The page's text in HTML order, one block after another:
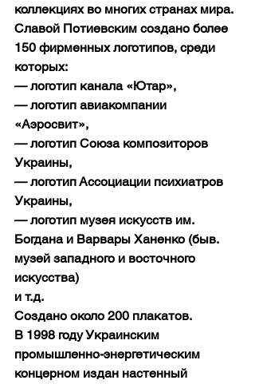
коллекциях во многих странах мира.
Славой Потиевским создано более
150 фирменных логотипов, среди
которых:
— логотип канала «Ютар»,
— логотип авиакомпании
«Аэросвит»,
— логотип Союза композиторов
Украины,
— логотип Ассоциации психиатров
Украины,
— логотип музея искусств им.
Богдана и Варвары Ханенко (быв.
музей западного и восточного
искусства)
и т.д.
Создано около 200 плакатов.
В 1998 году Украинским
промышленно-энергетическим
концерном издан настенный